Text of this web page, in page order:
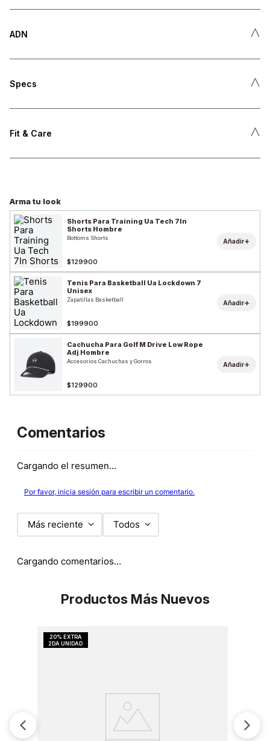
ADN ˄
Specs ˄
Fit & Care ˄
Arma tu look
Shorts Para Training Ua Tech 7In
Shorts Hombre
Bottoms Shorts
$129900
Añadir+
Tenis Para Basketball Ua Lockdown 7
Unisex
Zapatillas Basketball
$199900
Añadir+
Cachucha Para Golf M Drive Low Rope
Adj Hombre
Accesorios Cachuchas y Gorros
$129900
Añadir+
Comentarios
Cargando el resumen…
Por favor, inicia sesión para escribir un comentario.
Más reciente Todos
Cargando comentarios…
Productos Más Nuevos